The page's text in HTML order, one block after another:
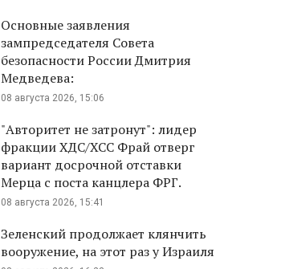
Основные заявления
зампредседателя Совета
безопасности России Дмитрия
Медведева:
08 августа 2026, 15:06
"Авторитет не затронут": лидер
фракции ХДС/ХСС Фрай отверг
вариант досрочной отставки
Мерца с поста канцлера ФРГ.
08 августа 2026, 15:41
Зеленский продолжает клянчить
вооружение, на этот раз у Израиля